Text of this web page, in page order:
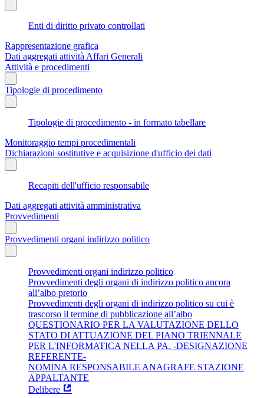
Enti di diritto privato controllati
Rappresentazione grafica
Dati aggregati attività Affari Generali
Attività e procedimenti
Tipologie di procedimento
Tipologie di procedimento - in formato tabellare
Monitoraggio tempi procedimentali
Dichiarazioni sostitutive e acquisizione d'ufficio dei dati
Recapiti dell'ufficio responsabile
Dati aggregati attività amministrativa
Provvedimenti
Provvedimenti organi indirizzo politico
Provvedimenti organi indirizzo politico
Provvedimenti degli organi di indirizzo politico ancora
all’albo pretorio
Provvedimenti degli organi di indirizzo politico su cui è
trascorso il termine di pubblicazione all’albo
QUESTIONARIO PER LA VALUTAZIONE DELLO
STATO DI ATTUAZIONE DEL PIANO TRIENNALE
PER L'INFORMATICA NELLA PA. -DESIGNAZIONE
REFERENTE-
NOMINA RESPONSABILE ANAGRAFE STAZIONE
APPALTANTE
Delibere